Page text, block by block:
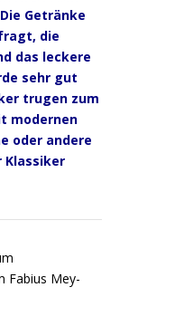
Getränke
die
das leckere
sehr gut
trugen zum
modernen
oder andere
Klassiker
Fabius Mey-